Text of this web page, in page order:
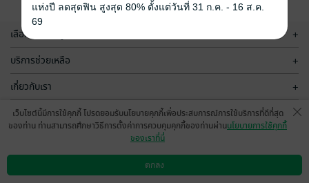
เลือกหมวดหมู่ +
บริการช่วยเหลือ +
เกี่ยวกับเรา +
กลุ่มธุรกิจในเครือ +
ดาวน์โหลดแอป วิธีการใช้งาน ติดต่อเรา
เว็บไซต์นี้มีการใช้คุกกี้ โปรดยอมรับนโยบายคุกกี้เพื่อประสบการณ์การใช้บริการที่ดีที่สุด
ของท่าน ท่านสามารถศึกษาวิธีการตั้งค่าการควบคุมคุกกี้ของท่านผ่านนโยบายการใช้คุกกี้
ของเราที่นี่
ตกลง
แห่งปี ลดสุดฟิน สูงสุด 80% ตั้งแต่วันที่ 31 ก.ค. - 16 ส.ค.
69